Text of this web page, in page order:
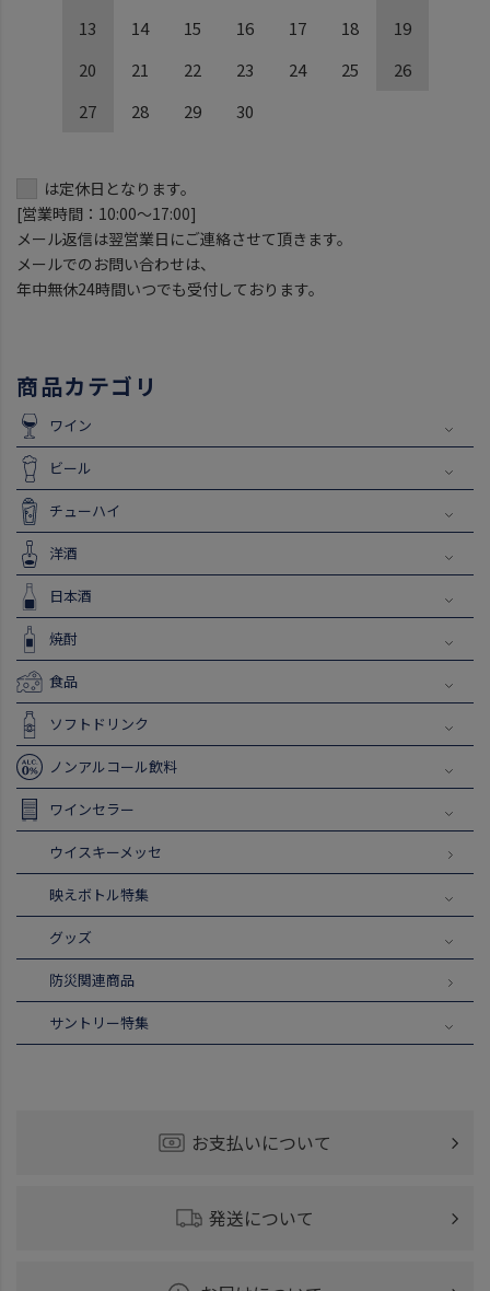
13 14 15 16 17 18
19
20
21 22 23 24 25
26
27
28 29 30
は定休日となります。
[営業時間：10:00～17:00]
メール返信は翌営業日にご連絡させて頂きます。
メールでのお問い合わせは、
年中無休24時間いつでも受付しております。
商品カテゴリ
ワイン
ビール
チューハイ
洋酒
日本酒
焼酎
食品
ソフトドリンク
ノンアルコール飲料
ワインセラー
ウイスキーメッセ
映えボトル特集
グッズ
防災関連商品
サントリー特集
お支払いについて
発送について